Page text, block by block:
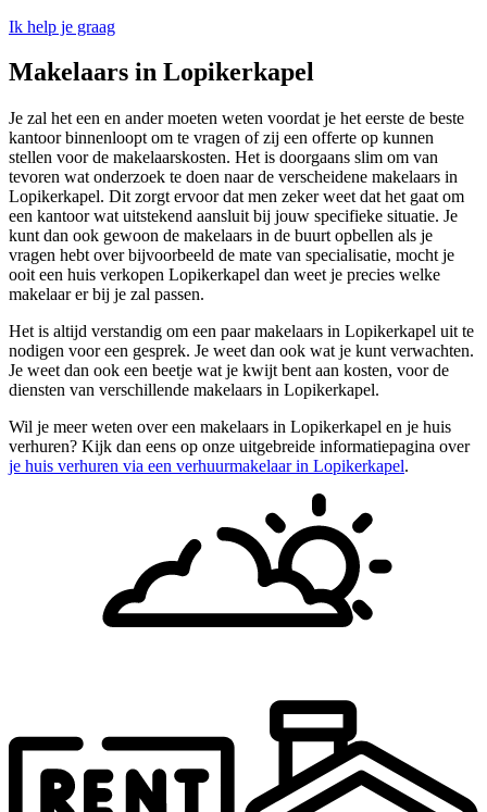
Ik help je graag
Makelaars in Lopikerkapel
Je zal het een en ander moeten weten voordat je het eerste de beste
kantoor binnenloopt om te vragen of zij een offerte op kunnen
stellen voor de makelaarskosten. Het is doorgaans slim om van
tevoren wat onderzoek te doen naar de verscheidene makelaars in
Lopikerkapel. Dit zorgt ervoor dat men zeker weet dat het gaat om
een kantoor wat uitstekend aansluit bij jouw specifieke situatie. Je
kunt dan ook gewoon de makelaars in de buurt opbellen als je
vragen hebt over bijvoorbeeld de mate van specialisatie, mocht je
ooit een huis verkopen Lopikerkapel dan weet je precies welke
makelaar er bij je zal passen.
Het is altijd verstandig om een paar makelaars in Lopikerkapel uit te
nodigen voor een gesprek. Je weet dan ook wat je kunt verwachten.
Je weet dan ook een beetje wat je kwijt bent aan kosten, voor de
diensten van verschillende makelaars in Lopikerkapel.
Wil je meer weten over een makelaars in Lopikerkapel en je huis
verhuren? Kijk dan eens op onze uitgebreide informatiepagina over
je huis verhuren via een verhuurmakelaar in Lopikerkapel.